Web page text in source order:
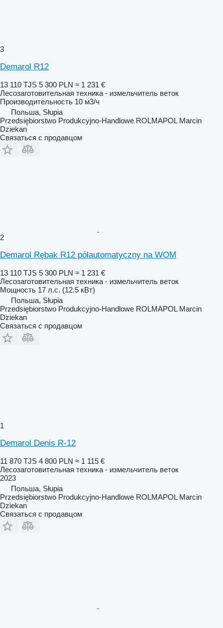
3
Demarol R12
13 110 TJS 5 300 PLN ≈ 1 231 €
Лесозаготовительная техника - измельчитель веток
Производительность 10 м3/ч
Польша, Słupia
Przedsiębiorstwo Produkcyjno-Handlowe ROLMAPOL Marcin
Dziekan
Связаться с продавцом
2
Demarol Rębak R12 półautomatyczny na WOM
13 110 TJS 5 300 PLN ≈ 1 231 €
Лесозаготовительная техника - измельчитель веток
Мощность 17 л.с. (12.5 кВт)
Польша, Słupia
Przedsiębiorstwo Produkcyjno-Handlowe ROLMAPOL Marcin
Dziekan
Связаться с продавцом
1
Demarol Denis R-12
11 870 TJS 4 800 PLN ≈ 1 115 €
Лесозаготовительная техника - измельчитель веток
2023
Польша, Słupia
Przedsiębiorstwo Produkcyjno-Handlowe ROLMAPOL Marcin
Dziekan
Связаться с продавцом